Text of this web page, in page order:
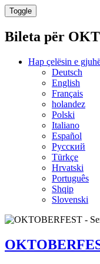
Toggle
Bileta për
Hap çelësin e
Deutsch
English
Français
holandez
Polski
Italiano
Español
Русский
Türkçe
Hrvatski
Português
Shqip
Slovenski